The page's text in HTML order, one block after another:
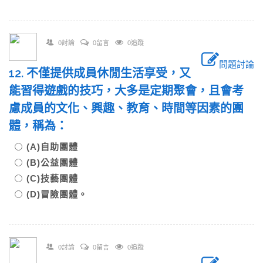
0討論 0留言 0追蹤
問題討論
12. 不僅提供成員休閒生活享受，又
能習得遊戲的技巧，大多是定期聚會，且會考
慮成員的文化、興趣、教育、時間等因素的團
體，稱為：
(A)自助團體
(B)公益團體
(C)技藝團體
(D)冒險團體。
0討論 0留言 0追蹤